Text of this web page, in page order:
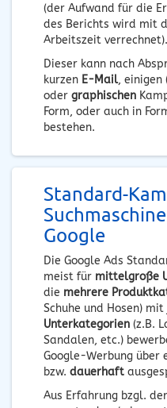
(der Aufwand für die
des Berichts wird mit
Arbeitszeit verrechnet).
Dieser kann nach
kurzen E-Mail, einigen
oder graphischen
Form, oder auch in
bestehen.
Standard-
Google
Die Google Ads
meist für mittelgroße
die mehrere
Schuhe und Hosen)
Unterkategorien (z.B.
Sandalen, etc.)
Google-Werbung über
bzw. dauerhaft
Aus Erfahrung bzgl.